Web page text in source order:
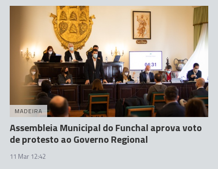
MADEIRA
Assembleia Municipal do Funchal aprova voto
de protesto ao Governo Regional
11 Mar 12:42